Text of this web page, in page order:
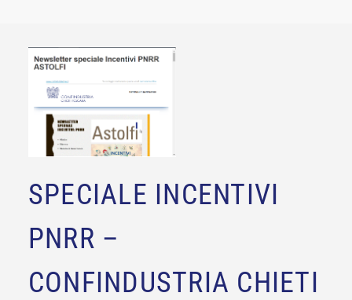
SPECIALE INCENTIVI
PNRR –
CONFINDUSTRIA CHIETI